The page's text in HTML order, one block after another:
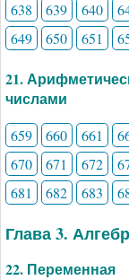
638 639 640
649
650 651
21.
числами
659 660 661
670
671 672
681
682 683
Глава 3.
22. Переменная